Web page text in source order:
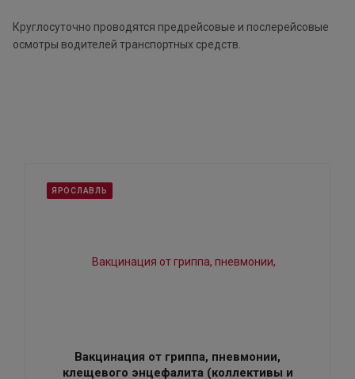
Круглосуточно проводятся предрейсовые и послерейсовые
осмотры водителей транспортных средств.
ЯРОСЛАВЛЬ
Вакцинация от гриппа, пневмонии,
клещевого энцефалита (коллективы и